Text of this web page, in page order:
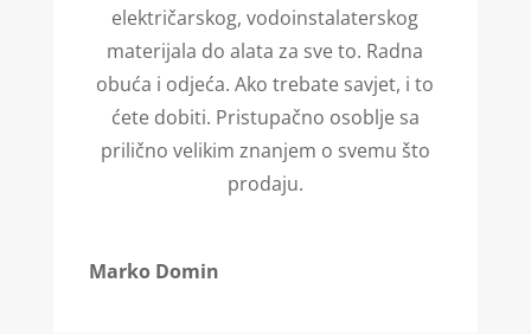
električarskog, vodoinstalaterskog
materijala do alata za sve to. Radna
obuća i odjeća. Ako trebate savjet, i to
ćete dobiti. Pristupačno osoblje sa
prilično velikim znanjem o svemu što
prodaju.
Marko Domin